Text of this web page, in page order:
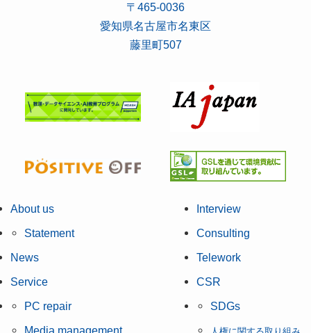
〒465-0036
愛知県名古屋市名東区
藤里町507
About us
Statement
News
Service
PC repair
Media management
Interview
Consulting
Telework
CSR
SDGs